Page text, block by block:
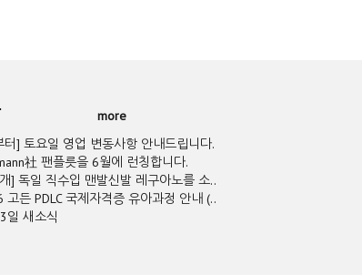
사항
more
] 토요일 영업 변동사항 안내드립니다.
社 팬플릇을 6월에 런칭합니다.
] 독일 직수입 맨발신발 레구아노를 소..
든 PDLC 국제자격증 유아과정 안내 (..
일 새소식